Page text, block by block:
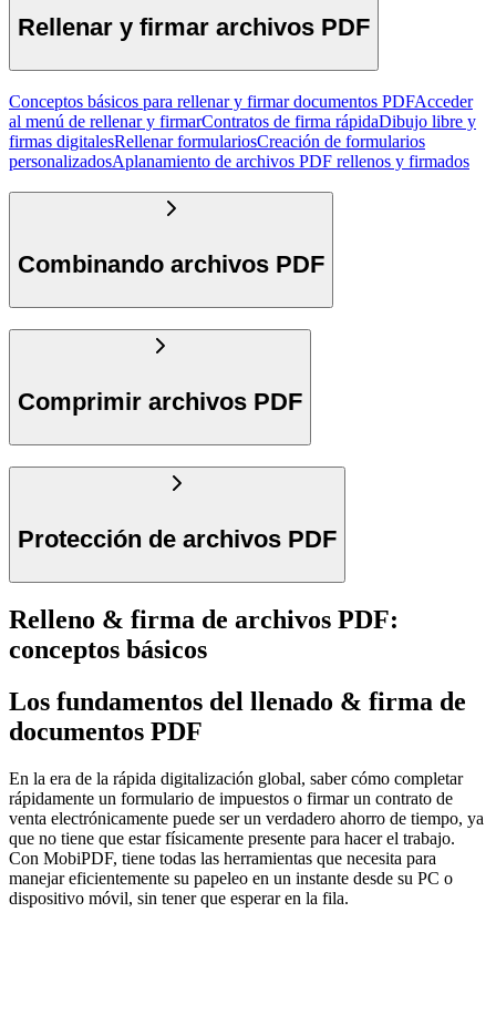
Rellenar y firmar archivos PDF
Conceptos básicos para rellenar y firmar documentos PDFAcceder
al menú de rellenar y firmarContratos de firma rápidaDibujo libre y
firmas digitalesRellenar formulariosCreación de formularios
personalizadosAplanamiento de archivos PDF rellenos y firmados
Combinando archivos PDF
Comprimir archivos PDF
Protección de archivos PDF
Relleno & firma de archivos PDF:
conceptos básicos
Los fundamentos del llenado & firma de
documentos PDF
En la era de la rápida digitalización global, saber cómo completar
rápidamente un formulario de impuestos o firmar un contrato de
venta electrónicamente puede ser un verdadero ahorro de tiempo, ya
que no tiene que estar físicamente presente para hacer el trabajo.
Con MobiPDF, tiene todas las herramientas que necesita para
manejar eficientemente su papeleo en un instante desde su PC o
dispositivo móvil, sin tener que esperar en la fila.